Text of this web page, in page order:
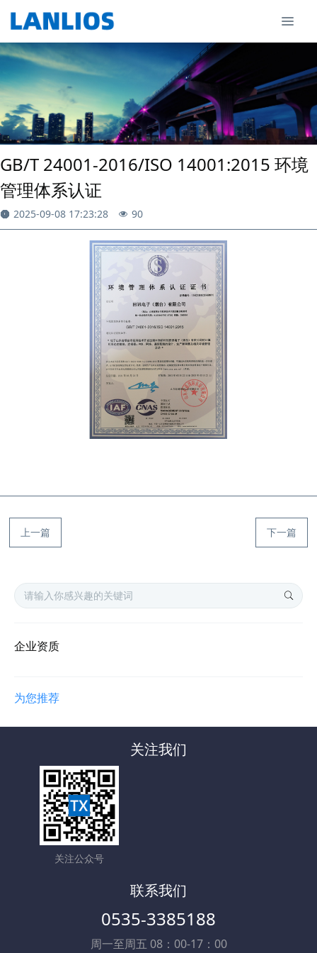
GB/T 24001-2016/ISO 14001:2015 环境
管理体系认证
2025-09-08 17:23:28 90
上一篇 下一篇
企业资质
为您推荐
关注我们
关注公众号
联系我们
0535-3385188
周一至周五 08：00-17：00